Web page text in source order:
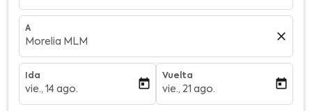
A
Morelia MLM close
Ida
fc-booking-departure-date-aria-label
vie., 14 ago. today
Vuelta
fc-booking-return-date-aria-
vie., 21 ago. today